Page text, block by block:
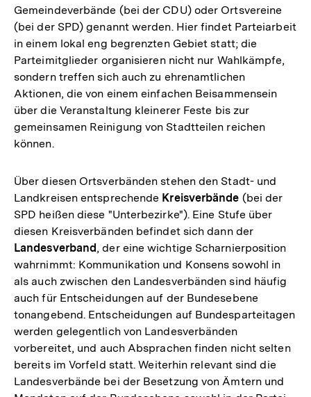
Gemeindeverbände (bei der CDU) oder Ortsvereine
(bei der SPD) genannt werden. Hier findet Parteiarbeit
in einem lokal eng begrenzten Gebiet statt; die
Parteimitglieder organisieren nicht nur Wahlkämpfe,
sondern treffen sich auch zu ehrenamtlichen
Aktionen, die von einem einfachen Beisammensein
über die Veranstaltung kleinerer Feste bis zur
gemeinsamen Reinigung von Stadtteilen reichen
können.
Über diesen Ortsverbänden stehen den Stadt- und
Landkreisen entsprechende Kreisverbände (bei der
SPD heißen diese "Unterbezirke"). Eine Stufe über
diesen Kreisverbänden befindet sich dann der
Landesverband, der eine wichtige Scharnierposition
wahrnimmt: Kommunikation und Konsens sowohl in
als auch zwischen den Landesverbänden sind häufig
auch für Entscheidungen auf der Bundesebene
tonangebend. Entscheidungen auf Bundesparteitagen
werden gelegentlich von Landesverbänden
vorbereitet, und auch Absprachen finden nicht selten
bereits im Vorfeld statt. Weiterhin relevant sind die
Landesverbände bei der Besetzung von Ämtern und